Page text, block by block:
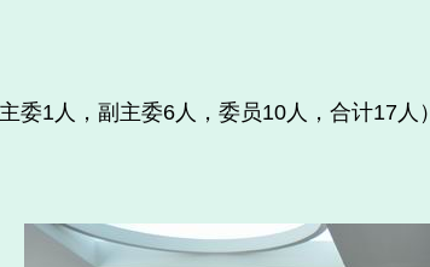
委1人，副主委6人，委员10人，合计17人）